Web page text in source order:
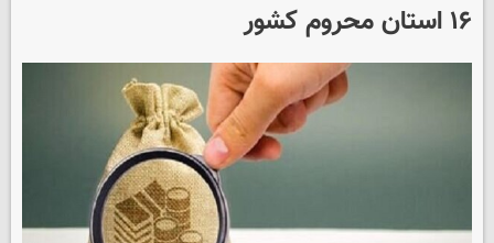
۱۶ استان محروم کشور